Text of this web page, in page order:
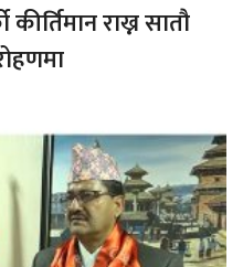
राख्न सातौ